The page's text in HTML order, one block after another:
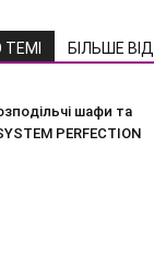
БІЛЬШЕ
шафи та
PERFECTION